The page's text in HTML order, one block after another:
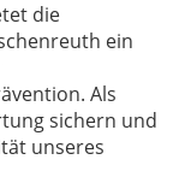
die
ein
Als
sichern und
unseres